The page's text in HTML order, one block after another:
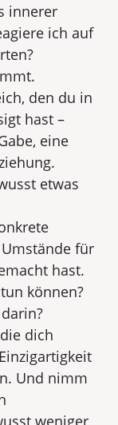
innerer
ich auf
den du in
hast –
eine
etwas
für
hast.
können?
dich
Und nimm
weniger